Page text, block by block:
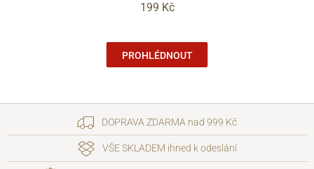
199 Kč
PROHLÉDNOUT
DOPRAVA ZDARMA nad 999 Kč
VŠE SKLADEM ihned k odeslání